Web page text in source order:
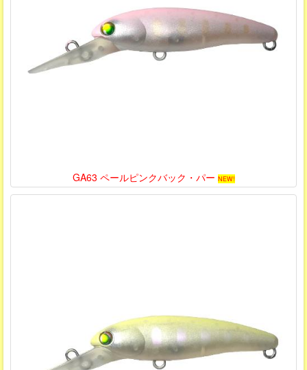
GA63 ペールピンクバック・パー NEW!